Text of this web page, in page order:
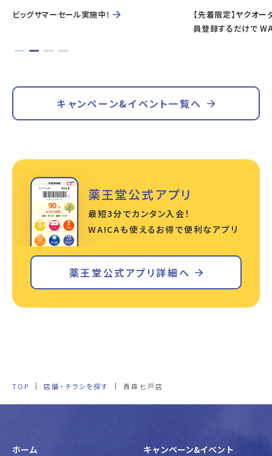
ビッグサマーセール実施中！
【先着限定】ヤクオ
員登録するだけで
キャンペーン&イベント一覧へ
薬王堂公式アプリ
最短3分でカンタン入会！
WA!CAも使えるお得で便利なアプリ
薬王堂公式アプリ詳細へ
TOP 店舗・チラシを探す 青森七戸店
ホーム
キャンペーン&イベント